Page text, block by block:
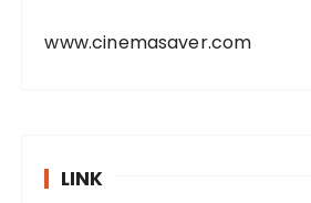
www.cinemasaver.com
LINK